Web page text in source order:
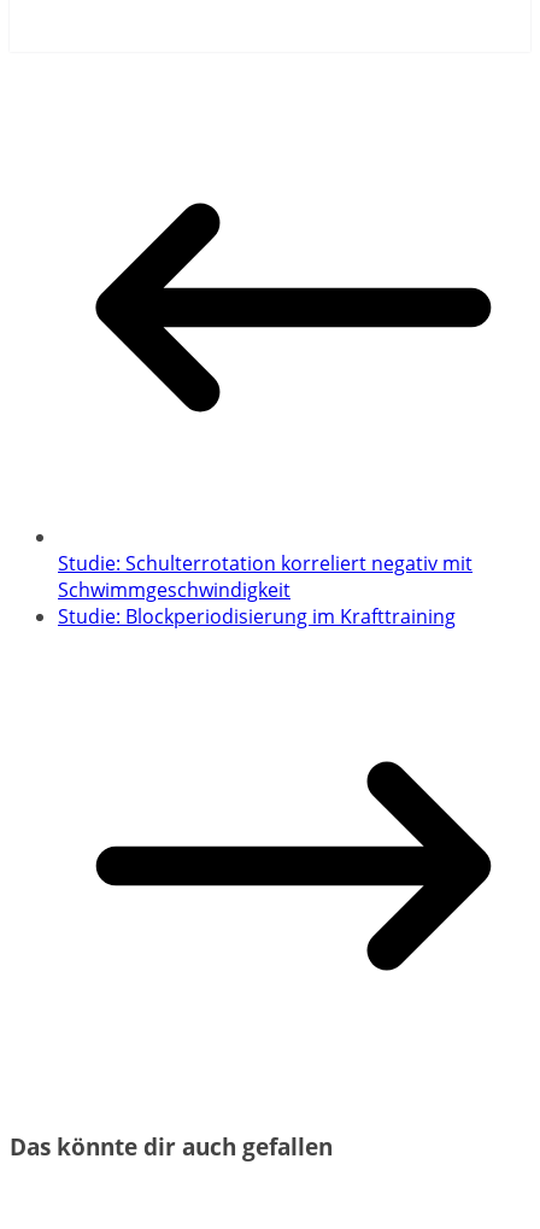
Studie: Schulterrotation korreliert negativ mit
Schwimmgeschwindigkeit
Studie: Blockperiodisierung im Krafttraining
Das könnte dir auch gefallen